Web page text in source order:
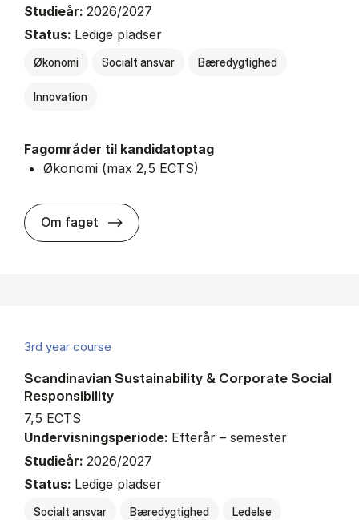
Studieår: 2026/2027
Status: Ledige pladser
Økonomi Socialt ansvar Bæredygtighed
Innovation
Fagområder til kandidatoptag
Økonomi (max 2,5 ECTS)
Om faget about
3rd year course
Scandinavian Sustainability & Corporate Social
Responsibility
7,5 ECTS
Undervisningsperiode: Efterår – semester
Studieår: 2026/2027
Status: Ledige pladser
Socialt ansvar Bæredygtighed Ledelse